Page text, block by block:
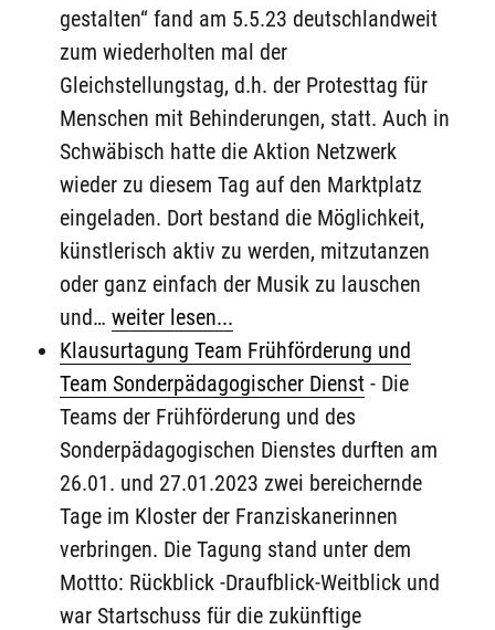
gestalten“ fand am 5.5.23 deutschlandweit
zum wiederholten mal der
Gleichstellungstag, d.h. der Protesttag für
Menschen mit Behinderungen, statt. Auch in
Schwäbisch hatte die Aktion Netzwerk
wieder zu diesem Tag auf den Marktplatz
eingeladen. Dort bestand die Möglichkeit,
künstlerisch aktiv zu werden, mitzutanzen
oder ganz einfach der Musik zu lauschen
und…weiter lesen...
Klausurtagung Team Frühförderung und
Team Sonderpädagogischer Dienst - Die
Teams der Frühförderung und des
Sonderpädagogischen Dienstes durften am
26.01. und 27.01.2023 zwei bereichernde
Tage im Kloster der Franziskanerinnen
verbringen. Die Tagung stand unter dem
Mottto: Rückblick -Draufblick-Weitblick und
war Startschuss für die zukünftige